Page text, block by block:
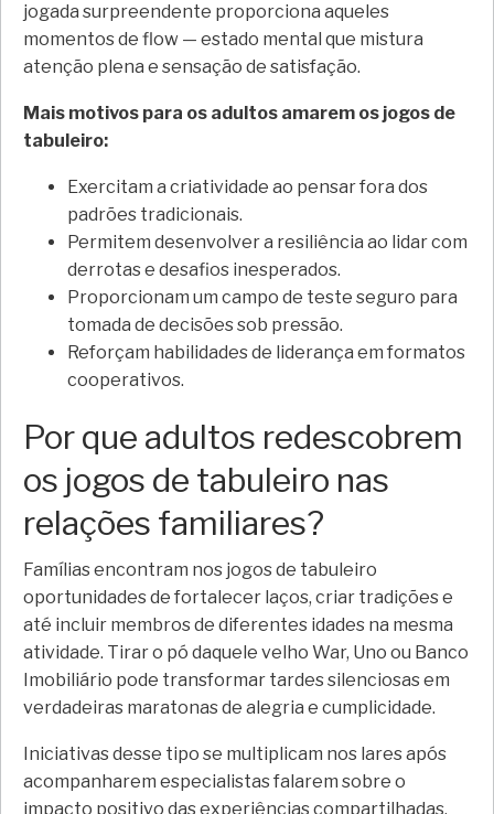
jogada surpreendente proporciona aqueles
momentos de flow — estado mental que mistura
atenção plena e sensação de satisfação.
Mais motivos para os adultos amarem os jogos de
tabuleiro:
Exercitam a criatividade ao pensar fora dos
padrões tradicionais.
Permitem desenvolver a resiliência ao lidar com
derrotas e desafios inesperados.
Proporcionam um campo de teste seguro para
tomada de decisões sob pressão.
Reforçam habilidades de liderança em formatos
cooperativos.
Por que adultos redescobrem
os jogos de tabuleiro nas
relações familiares?
Famílias encontram nos jogos de tabuleiro
oportunidades de fortalecer laços, criar tradições e
até incluir membros de diferentes idades na mesma
atividade. Tirar o pó daquele velho War, Uno ou Banco
Imobiliário pode transformar tardes silenciosas em
verdadeiras maratonas de alegria e cumplicidade.
Iniciativas desse tipo se multiplicam nos lares após
acompanharem especialistas falarem sobre o
impacto positivo das experiências compartilhadas.